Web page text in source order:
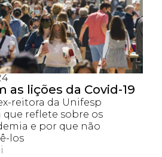
as lições da Covid-19
reitora da Unifesp
reflete sobre os
e por que não
los